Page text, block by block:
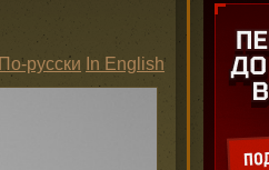
По-русски In English